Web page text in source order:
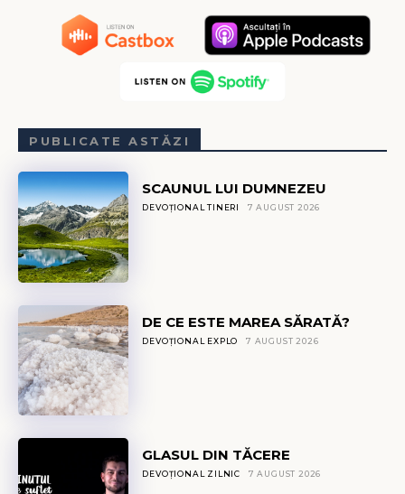
PUBLICATE ASTĂZI
SCAUNUL LUI DUMNEZEU
DEVOȚIONAL TINERI 7 AUGUST 2026
DE CE ESTE MAREA SĂRATĂ?
DEVOȚIONAL EXPLO 7 AUGUST 2026
GLASUL DIN TĂCERE
DEVOȚIONAL ZILNIC 7 AUGUST 2026